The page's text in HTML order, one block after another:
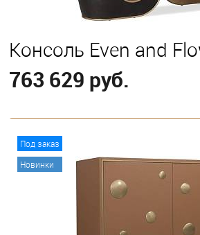
Консоль Even and
763 629 руб.
Под заказ
Новинки